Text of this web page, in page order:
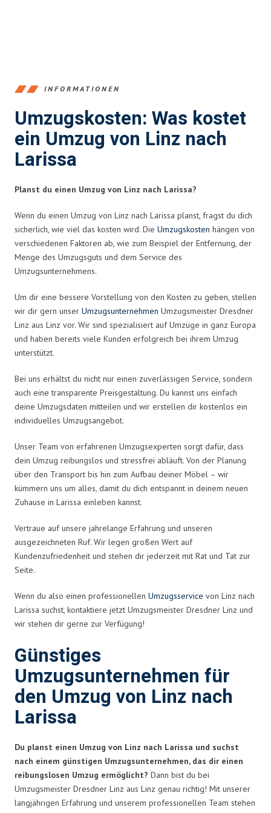
INFORMATIONEN
Umzugskosten: Was kostet
ein Umzug von Linz nach
Larissa
Planst du einen Umzug von Linz nach Larissa?
Wenn du einen Umzug von Linz nach Larissa planst, fragst du dich
sicherlich, wie viel das kosten wird. Die Umzugskosten hängen von
verschiedenen Faktoren ab, wie zum Beispiel der Entfernung, der
Menge des Umzugsguts und dem Service des
Umzugsunternehmens.
Um dir eine bessere Vorstellung von den Kosten zu geben, stellen
wir dir gern unser Umzugsunternehmen Umzugsmeister Dresdner
Linz aus Linz vor. Wir sind spezialisiert auf Umzüge in ganz Europa
und haben bereits viele Kunden erfolgreich bei ihrem Umzug
unterstützt.
Bei uns erhältst du nicht nur einen zuverlässigen Service, sondern
auch eine transparente Preisgestaltung. Du kannst uns einfach
deine Umzugsdaten mitteilen und wir erstellen dir kostenlos ein
individuelles Umzugsangebot.
Unser Team von erfahrenen Umzugsexperten sorgt dafür, dass
dein Umzug reibungslos und stressfrei abläuft. Von der Planung
über den Transport bis hin zum Aufbau deiner Möbel – wir
kümmern uns um alles, damit du dich entspannt in deinem neuen
Zuhause in Larissa einleben kannst.
Vertraue auf unsere jahrelange Erfahrung und unseren
ausgezeichneten Ruf. Wir legen großen Wert auf
Kundenzufriedenheit und stehen dir jederzeit mit Rat und Tat zur
Seite.
Wenn du also einen professionellen Umzugsservice von Linz nach
Larissa suchst, kontaktiere jetzt Umzugsmeister Dresdner Linz und
wir stehen dir gerne zur Verfügung!
Günstiges
Umzugsunternehmen für
den Umzug von Linz nach
Larissa
Du planst einen Umzug von Linz nach Larissa und suchst
nach einem günstigen Umzugsunternehmen, das dir einen
reibungslosen Umzug ermöglicht? Dann bist du bei
Umzugsmeister Dresdner Linz aus Linz genau richtig! Mit unserer
langjährigen Erfahrung und unserem professionellen Team stehen